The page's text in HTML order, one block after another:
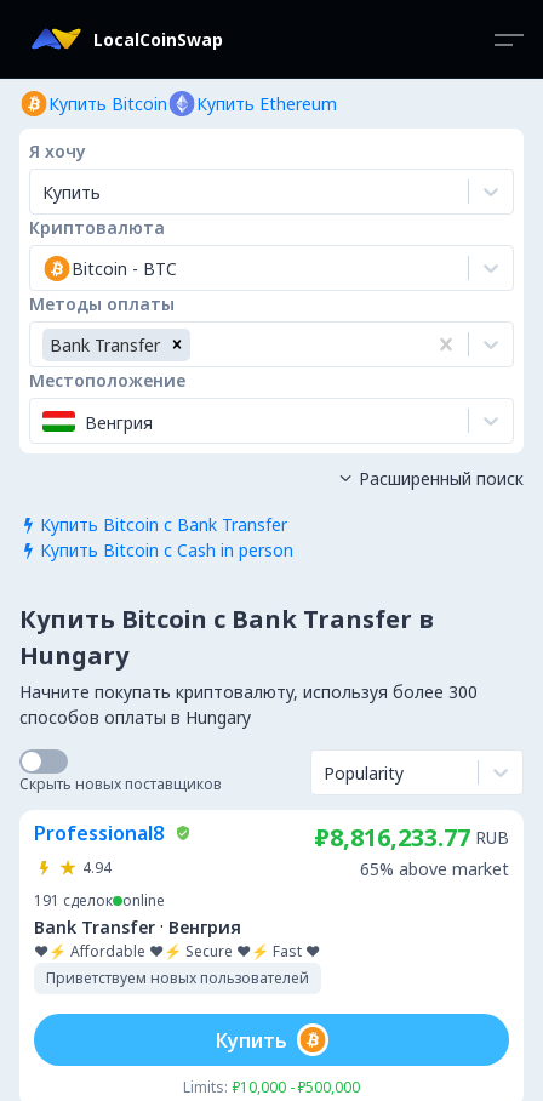
LocalCoinSwap
Купить Bitcoin Купить Ethereum
Я хочу
Купить
Криптовалюта
Bitcoin - BTC
Методы оплаты
Bank Transfer
Местоположение
Венгрия
 Купить Bitcoin с Bank Transfer
 Купить Bitcoin с Cash in person
 Расширенный поиск
Купить Bitcoin с Bank Transfer в
Hungary
Начните покупать криптовалюту, используя более 300
способов оплаты в Hungary
Скрыть новых поставщиков Popularity
Professional8
4.94
191 сделок online
Bank Transfer · Венгрия
❤️⚡ Affordable ❤️⚡ Secure ❤️⚡ Fast ❤️
Приветствуем новых пользователей
₽8,816,233.77 RUB
65% above market
Limits: ₽10,000 - ₽500,000
Купить